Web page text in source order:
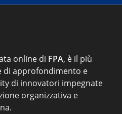
online di FPA, è il più
di approfondimento e
di innovatori impegnate
organizzativa e